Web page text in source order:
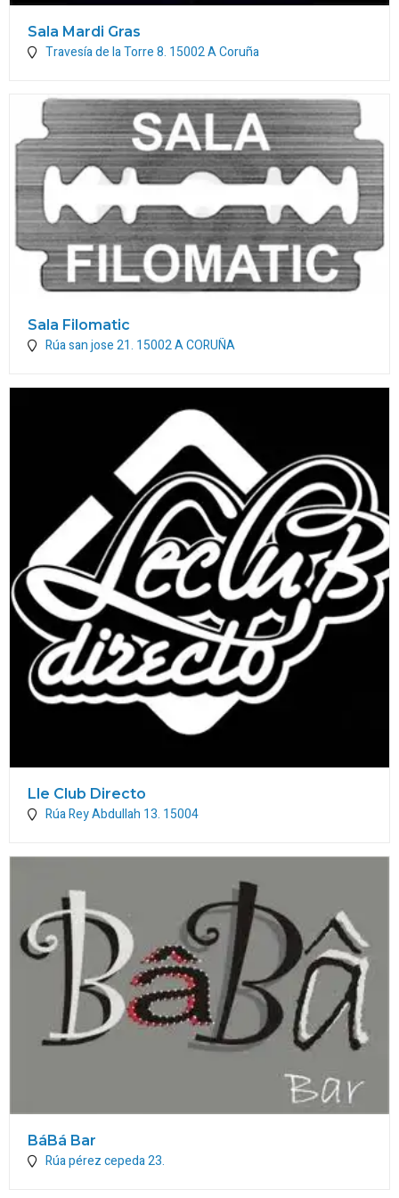
Sala Mardi Gras
Travesía de la Torre 8. 15002A Coruña
Sala Filomatic
Rúa san jose 21. 15002A CORUÑA
Lle Club Directo
Rúa Rey Abdullah 13. 15004
BáBá Bar
Rúa pérez cepeda 23.